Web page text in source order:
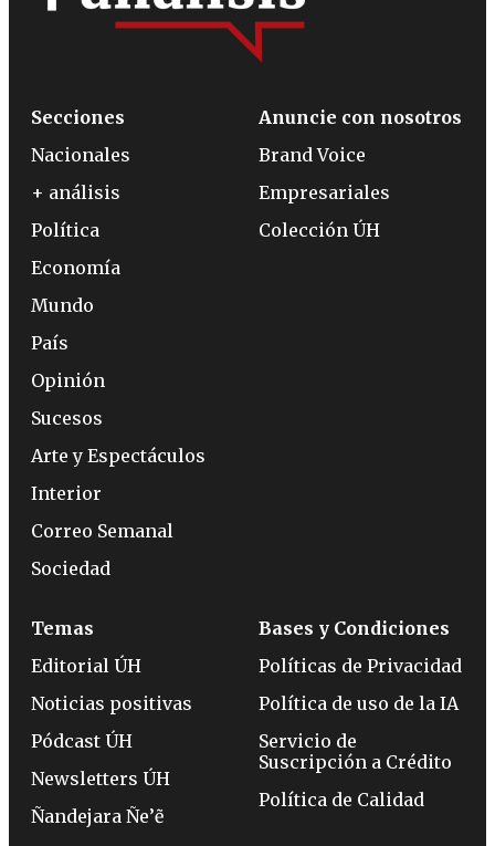
Secciones
Nacionales
+ análisis
Política
Economía
Mundo
País
Opinión
Sucesos
Arte y Espectáculos
Interior
Correo Semanal
Sociedad
Anuncie con nosotros
Brand Voice
Empresariales
Colección ÚH
Temas
Editorial ÚH
Noticias positivas
Pódcast ÚH
Newsletters ÚH
Ñandejara Ñe’ẽ
Bases y Condiciones
Políticas de Privacidad
Política de uso de la IA
Servicio de
Suscripción a Crédito
Política de Calidad